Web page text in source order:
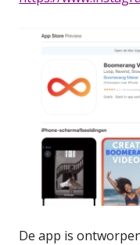
De app is